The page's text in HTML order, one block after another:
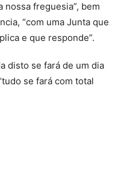
nossa freguesia”, bem
“com uma Junta que
e que responde”.
disto se fará de um dia
se fará com total